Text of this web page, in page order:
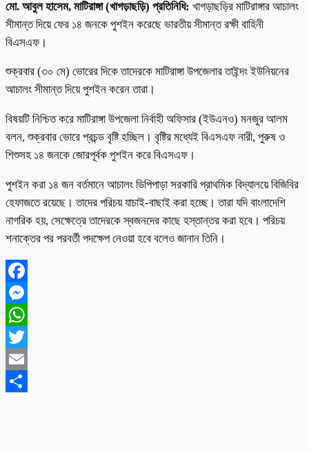
মো. আবুল হাসেম, মাটিরাঙ্গা (খাগড়াছড়ি) প্রতিনিধি: খাগড়াছড়ির মাটিরাঙ্গার আচালং
সীমান্ত দিয়ে ফের ১৪ জনকে পুশইন করেছে ভারতীয় সীমান্ত রক্ষী বাহিনী
বিএসএফ।
শুক্রবার (৩০ মে) ভোরের দিকে তাদেরকে মাটিরাঙ্গা উপজেলার তাইন্দং ইউনিয়নের
আচালং সীমান্ত দিয়ে পুশইন করেন তারা।
বিষয়টি নিশ্চিত করে মাটিরাঙ্গা উপজেলা নির্বাহী অফিসার (ইউএনও) মনজুর আলম
বলন, শুক্রবার ভোরে প্রচন্ড বৃষ্টি হচ্ছিল। বৃষ্টির মধ্যেই বিএসএফ নারী, পুরুষ ও
শিশুসহ ১৪ জনকে জোরপূর্বক পুশইন করে বিএসএফ।
পুশইন করা ১৪ জন বর্তমানে আচালং ডিপিপাড়া সরকারি প্রাথমিক বিদ্যালয়ে বিজিবির
হেফাজতে রয়েছে। তাদের পরিচয় যাচাই-বাছাই করা হচ্ছে। তারা যদি বাংলাদেশি
নাগরিক হয়, সেক্ষেত্রে তাদেরকে স্বজনদের কাছে হস্তান্তর করা হবে। পরিচয়
শনাক্তের পর পরবর্তী পদক্ষেপ নেওয়া হবে বলেও জানান তিনি।
Facebook
Messenger
WhatsApp
Twitter
Email